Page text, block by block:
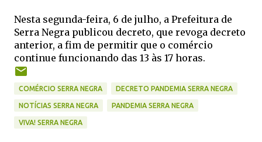
Nesta segunda-feira, 6 de julho, a Prefeitura de
Serra Negra publicou decreto, que revoga decreto
anterior, a fim de permitir que o comércio
continue funcionando das 13 às 17 horas.
COMÉRCIO SERRA NEGRA DECRETO PANDEMIA SERRA NEGRA
NOTÍCIAS SERRA NEGRA PANDEMIA SERRA NEGRA
VIVA! SERRA NEGRA